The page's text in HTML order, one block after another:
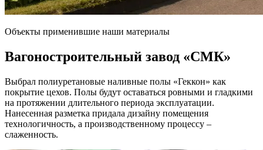
Объекты применившие наши материалы
Вагоностроительный завод «СМК»
Выбрал полиуретановые наливные полы «Геккон» как
покрытие цехов. Полы будут оставаться ровными и гладкими
на протяжении длительного периода эксплуатации.
Нанесенная разметка придала дизайну помещения
технологичность, а производственному процессу –
слаженность.